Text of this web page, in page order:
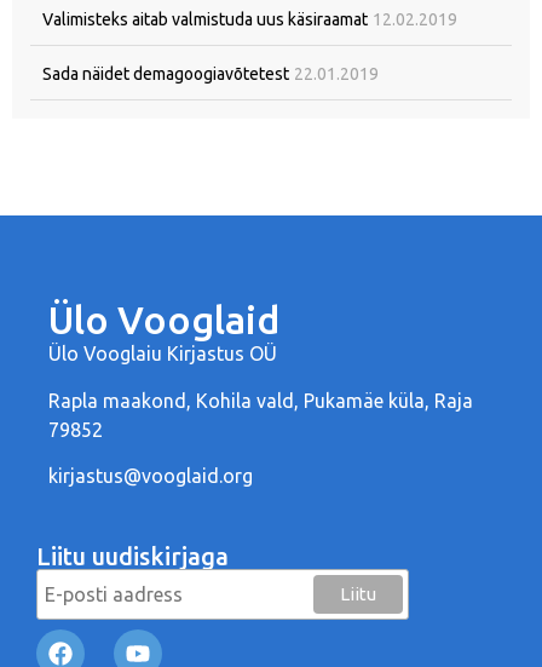
Valimisteks aitab valmistuda uus käsiraamat 12.02.2019
Sada näidet demagoogiavõtetest 22.01.2019
Ülo Vooglaid
Ülo Vooglaiu Kirjastus OÜ
Rapla maakond, Kohila vald, Pukamäe küla, Raja
79852
kirjastus@vooglaid.org
Liitu uudiskirjaga